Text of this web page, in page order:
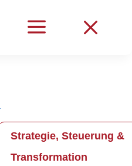
a M
Strategie, Steuerung &
Transformation